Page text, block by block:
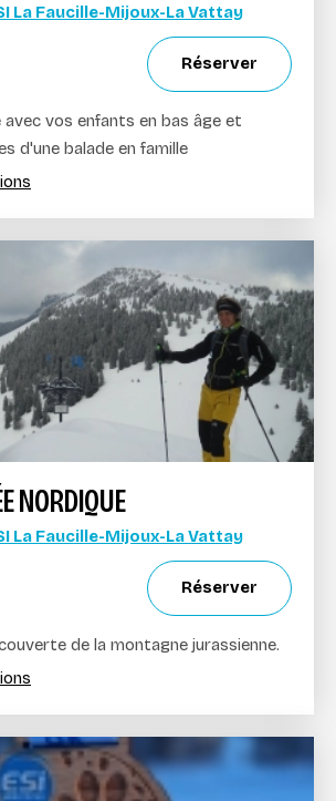
La Faucille-Mijoux-La Vattay
Réserver
vos enfants en bas âge et
d'une balade en famille
NORDIQUE
La Faucille-Mijoux-La Vattay
Réserver
de la montagne jurassienne.